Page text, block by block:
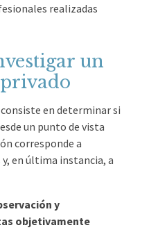
realizadas
un
en determinar si
un punto de vista
corresponde a
en última instancia, a
y
objetivamente